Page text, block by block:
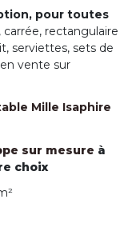
pour toutes
rectangulaire
serviettes, sets de
vente sur
Mille Isaphire
sur mesure à
choix